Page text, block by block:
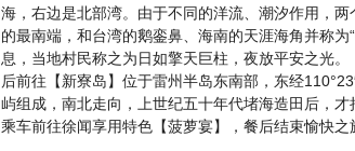
海，右边是北部湾。由于不同的洋流、潮汐作用，
的最南端，和台湾的鹅銮鼻、海南的天涯海角并称
息，当地村民称之为日如擎天巨柱，夜放平安之光。
后前往【新寮岛】位于雷州半岛东南部，东经
屿组成，南北走向，上世纪五十年代堵海造田后，才
乘车前往徐闻享用特色【菠萝宴】，餐后结束愉快之